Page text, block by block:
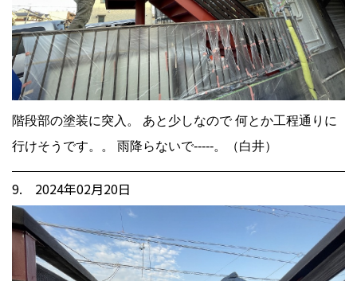
階段部の塗装に突入。 あと少しなので 何とか工程通りに
行けそうです。。 雨降らないで-----。（白井）
9. 2024年02月20日